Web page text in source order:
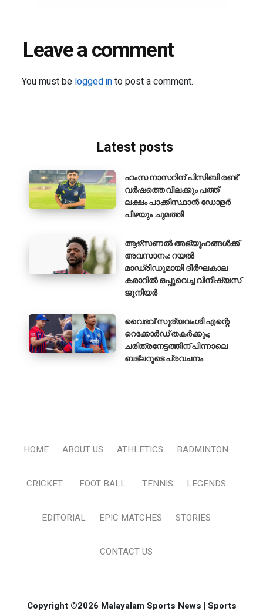
Leave a comment
You must be logged into post a comment.
Latest posts
ഹംസ നാസറിന് പിസിബി രണ്ട്
വർഷത്തെ വിലക്കും പത്ത്
ലക്ഷം പാക്കിസ്ഥാൻ ഡോളർ
പിഴയും ചുമത്തി
ആഴ്‌സണൽ അഭ്യൂഹങ്ങൾക്ക്
അവസാനം: റയൽ
മാഡ്രിഡുമായി ദീർഘകാല
കരാറിൽ ഒപ്പുവെച്ച വിനീഷ്യസ്
ജൂനിയർ
വൈഭവ് സൂര്യവംശി എന്റെ
റെക്കോർഡ് തകർക്കും;
ചരിത്രനേട്ടത്തിന് പിന്നാലെ
ബട്‌ലറുടെ പ്രവചനം
HOME ABOUT US ATHLETICS BADMINTON
CRICKET FOOT BALL TENNIS LEGENDS
EDITORIAL EPIC MATCHES STORIES
CONTACT US
Copyright ©2026 Malayalam Sports News | Sports